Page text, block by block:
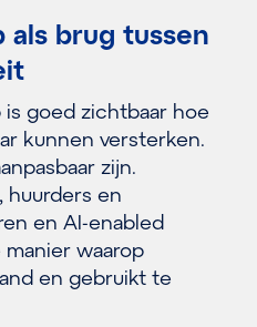
als brug tussen
goed zichtbaar hoe
kunnen versterken.
zijn.
en
en AI-enabled
waarop
en gebruikt te